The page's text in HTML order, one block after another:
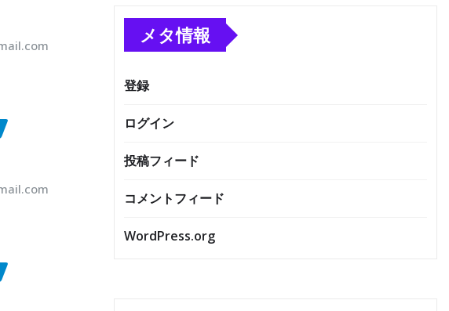
メタ情報
登録
ログイン
投稿フィード
コメントフィード
WordPress.org